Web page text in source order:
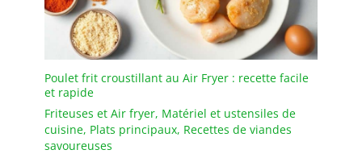
vaisselle. SENTEZ-VOUS
LIBRE DE LES UTILISER :
Les bols de cuisine sont
fabriqués en argile
céramique ORC, sans
et sûrs à utiliser. FACILE
À NETTOYER : Ces bols
Poulet frit croustillant au Air Fryer : recette facile
et rapide
Friteuses et Air fryer, Matériel et ustensiles de
cuisine, Plats principaux, Recettes de viandes
savoureuses